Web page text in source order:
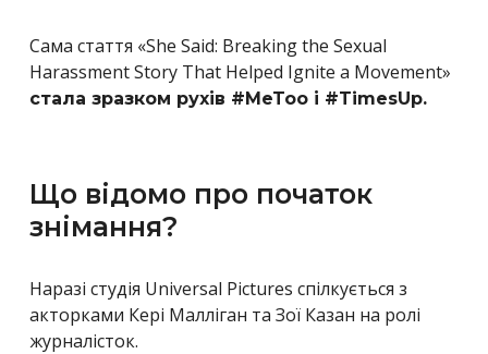
Сама стаття «She Said: Breaking the Sexual
Harassment Story That Helped Ignite a Movement»
стала зразком рухів #MeToo і #TimesUp.
Що відомо про початок
знімання?
Наразі студія Universal Pictures спілкується з
акторками Кері Малліган та Зої Казан на ролі
журналісток.